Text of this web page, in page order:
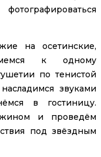
на осетинские,
к одному
по тенистой
звуками
в гостиницу.
и проведём
под звёздным